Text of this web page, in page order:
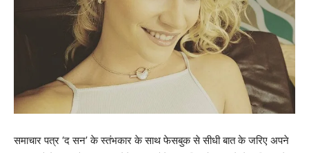
समाचार पत्र ‘द सन’ के स्तंभकार के साथ फेसबुक से सीधी बात के जरिए अपने